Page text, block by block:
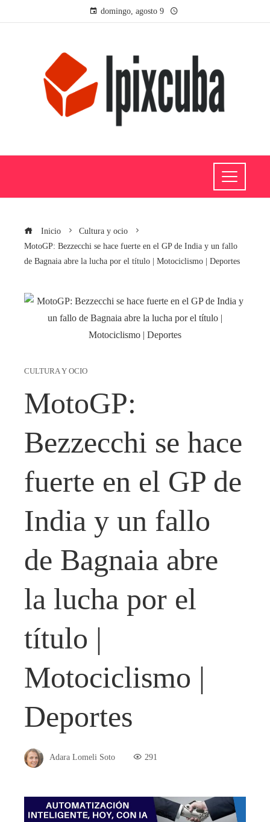
domingo, agosto 9
Inicio
Cultura y ocio
MotoGP: Bezzecchi se hace fuerte en el GP de India y un fallo
de Bagnaia abre la lucha por el título | Motociclismo | Deportes
CULTURA Y OCIO
MotoGP:
Bezzecchi se hace
fuerte en el GP de
India y un fallo
de Bagnaia abre
la lucha por el
título |
Motociclismo |
Deportes
Adara Lomeli Soto 291